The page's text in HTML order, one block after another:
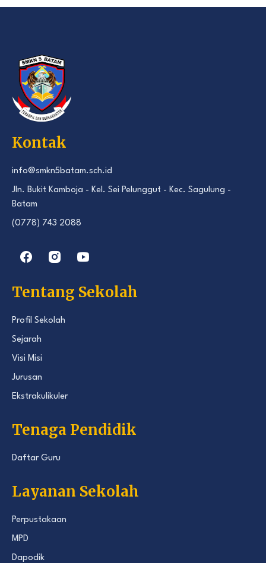
Kontak
info@smkn5batam.sch.id
Jln. Bukit Kamboja - Kel. Sei Pelunggut - Kec. Sagulung -
Batam
(0778) 743 2088
Tentang Sekolah
Profil Sekolah
Sejarah
Visi Misi
Jurusan
Ekstrakulikuler
Tenaga Pendidik
Daftar Guru
Layanan Sekolah
Perpustakaan
MPD
Dapodik